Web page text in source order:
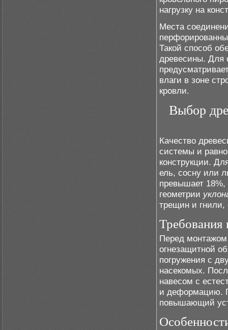
нагрузку на
Места
Такой способ
древесины. Для
влаги в зоне
кровли.
Выбор
Качество
системы и
конструкции.
ель, сосну или
превышает
геометрии
трещин и
Требования
Перед монтажом
огнезащитной
погружения с
насекомых.
навесом с
и деформацию.
повышающий